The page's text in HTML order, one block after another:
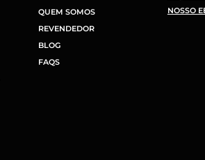
QUEM SOMOS
REVENDEDOR
BLOG
FAQS
NOSSO